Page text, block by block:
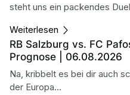
steht uns ein packendes
Weiterlesen
RB Salzburg vs. FC
Prognose | 06.08.2026
Na, kribbelt es bei dir auch
der Europa...